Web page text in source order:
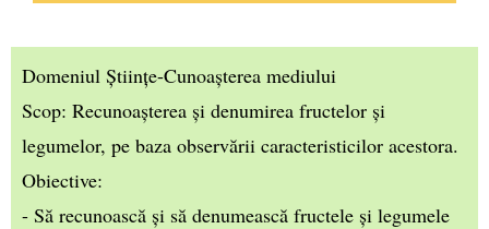
Domeniul Științe-Cunoașterea mediului
Scop: Recunoașterea și denumirea fructelor și
legumelor, pe baza observării caracteristicilor acestora.
Obiective:
- Să recunoască și să denumească fructele și legumele